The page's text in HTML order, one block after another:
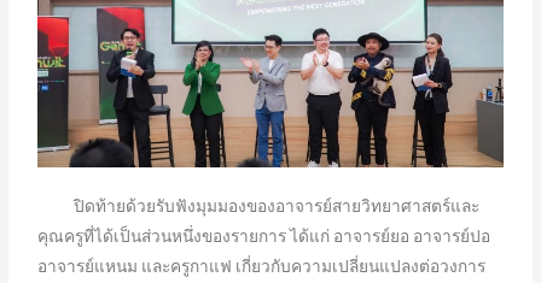
ปิดท้ายด้วยรับฟังมุมมองของอาจารย์สายวิทยาศาสตร์และ
คุณครูที่ได้เป็นส่วนหนึ่งของรายการ ได้แก่ อาจารย์ยอ อาจารย์ปอ
อาจารย์แหนม และครูกาแฟ เกี่ยวกับความเปลี่ยนแปลงต่อวงการ